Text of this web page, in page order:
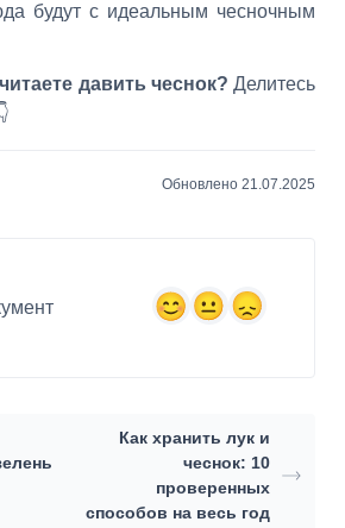
будут с идеальным чесночным
давить чеснок? Делитесь
Обновлено 21.07.2025
Как хранить лук и
чеснок: 10
проверенных
способов на весь год